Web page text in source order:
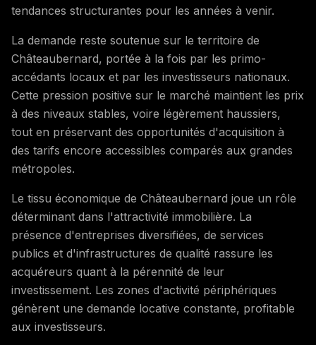
tendances structurantes pour les années à venir.
La demande reste soutenue sur le territoire de
Châteaubernard, portée à la fois par les primo-
accédants locaux et par les investisseurs nationaux.
Cette pression positive sur le marché maintient les prix
à des niveaux stables, voire légèrement haussiers,
tout en préservant des opportunités d'acquisition à
des tarifs encore accessibles comparés aux grandes
métropoles.
Le tissu économique de Châteaubernard joue un rôle
déterminant dans l'attractivité immobilière. La
présence d'entreprises diversifiées, de services
publics et d'infrastructures de qualité rassure les
acquéreurs quant à la pérennité de leur
investissement. Les zones d'activité périphériques
génèrent une demande locative constante, profitable
aux investisseurs.